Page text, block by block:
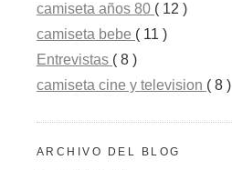
camiseta años 80 ( 12 )
camiseta bebe ( 11 )
Entrevistas ( 8 )
camiseta cine y television ( 8 )
ARCHIVO DEL BLOG